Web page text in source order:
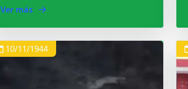
Ver más
10/11/1944